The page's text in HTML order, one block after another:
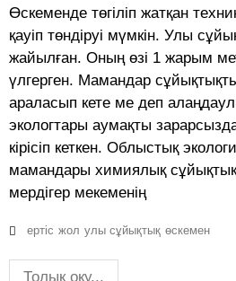
Өскеменде төгіліп жатқан
қауіп төндіруі мүмкін. Улы
жайылған. Оның өзі 1 жарым
үлгерген. Мамандар
араласып кете ме деп
экологтары аумақты
кірісіп кеткен. Облыстық
мамандары химиялық
мердігер мекеменің
ертіс жол улы сұйықтық өскемен
Толық оқу...